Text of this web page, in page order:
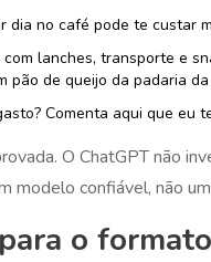
dia no café pode te custar
lanches, transporte e
pão de queijo da padaria
Comenta aqui que eu
O ChatGPT não
modelo confiável, não
o